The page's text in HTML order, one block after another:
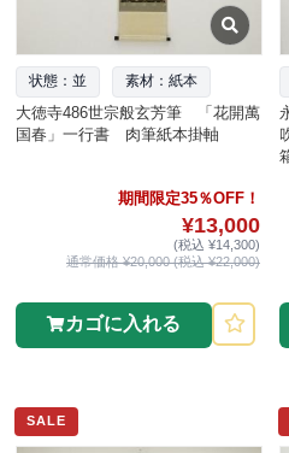
状態：並 素材：紙本
大徳寺486世宗般玄芳筆 「花開萬
国春」一行書 肉筆紙本掛軸
期間限定35％OFF！
¥13,000
(税込 ¥14,300)
通常価格 ¥20,000 (税込 ¥22,000)
カゴに入れる
SALE